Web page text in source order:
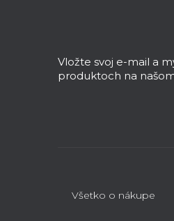
Vložte svoj e-mail a
produktoch na
Všetko o nákupe